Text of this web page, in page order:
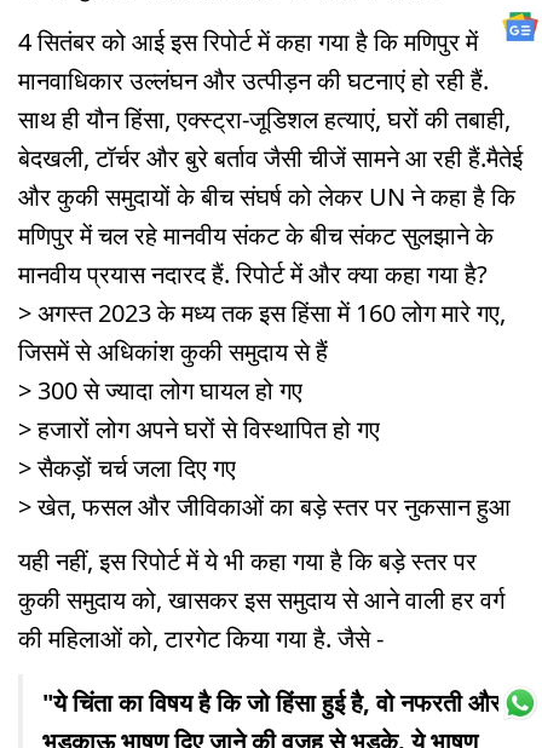
4 सितंबर को आई इस रिपोर्ट में कहा गया है कि मणिपुर में
मानवाधिकार उल्लंघन और उत्पीड़न की घटनाएं हो रही हैं.
साथ ही यौन हिंसा, एक्स्ट्रा-जूडिशल हत्याएं, घरों की तबाही,
बेदखली, टॉर्चर और बुरे बर्ताव जैसी चीजें सामने आ रही हैं.मैतेई
और कुकी समुदायों के बीच संघर्ष को लेकर UN ने कहा है कि
मणिपुर में चल रहे मानवीय संकट के बीच संकट सुलझाने के
मानवीय प्रयास नदारद हैं. रिपोर्ट में और क्या कहा गया है?
> अगस्त 2023 के मध्य तक इस हिंसा में 160 लोग मारे गए,
जिसमें से अधिकांश कुकी समुदाय से हैं
> 300 से ज्यादा लोग घायल हो गए
> हजारों लोग अपने घरों से विस्थापित हो गए
> सैकड़ों चर्च जला दिए गए
> खेत, फसल और जीविकाओं का बड़े स्तर पर नुकसान हुआ
यही नहीं, इस रिपोर्ट में ये भी कहा गया है कि बड़े स्तर पर
कुकी समुदाय को, खासकर इस समुदाय से आने वाली हर वर्ग
की महिलाओं को, टारगेट किया गया है. जैसे -
"ये चिंता का विषय है कि जो हिंसा हुई है, वो नफरती और
भड़काऊ भाषण दिए जाने की वजह से भड़के. ये भाषण